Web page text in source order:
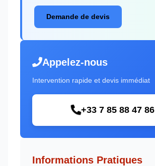
Demande de devis
Appelez-nous
Intervention rapide et devis immédiat
+33 7 85 88 47 86
Informations Pratiques